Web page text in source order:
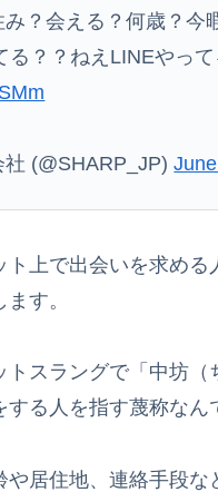
？会える？何歳？今
？？ねえLINEやって
(@SHARP_JP)
上で出会いを求め
す。
トスラングで「中坊
る人を指す蔑称なん
居住地、連絡手段な